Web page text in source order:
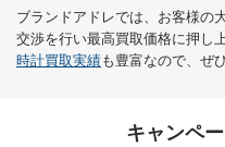
ブランドアドレでは、お客様の
交渉を行い最高買取価格に押し
時計買取実績も豊富なので、ぜ
キャンペ